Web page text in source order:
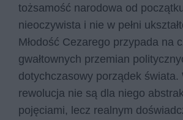
tożsamość narodowa od
nieoczywista i nie w pełni
Młodość Cezarego przypada na
gwałtownych przemian
dotychczasowy porządek świata.
rewolucja nie są dla niego
pojęciami, lecz realnym